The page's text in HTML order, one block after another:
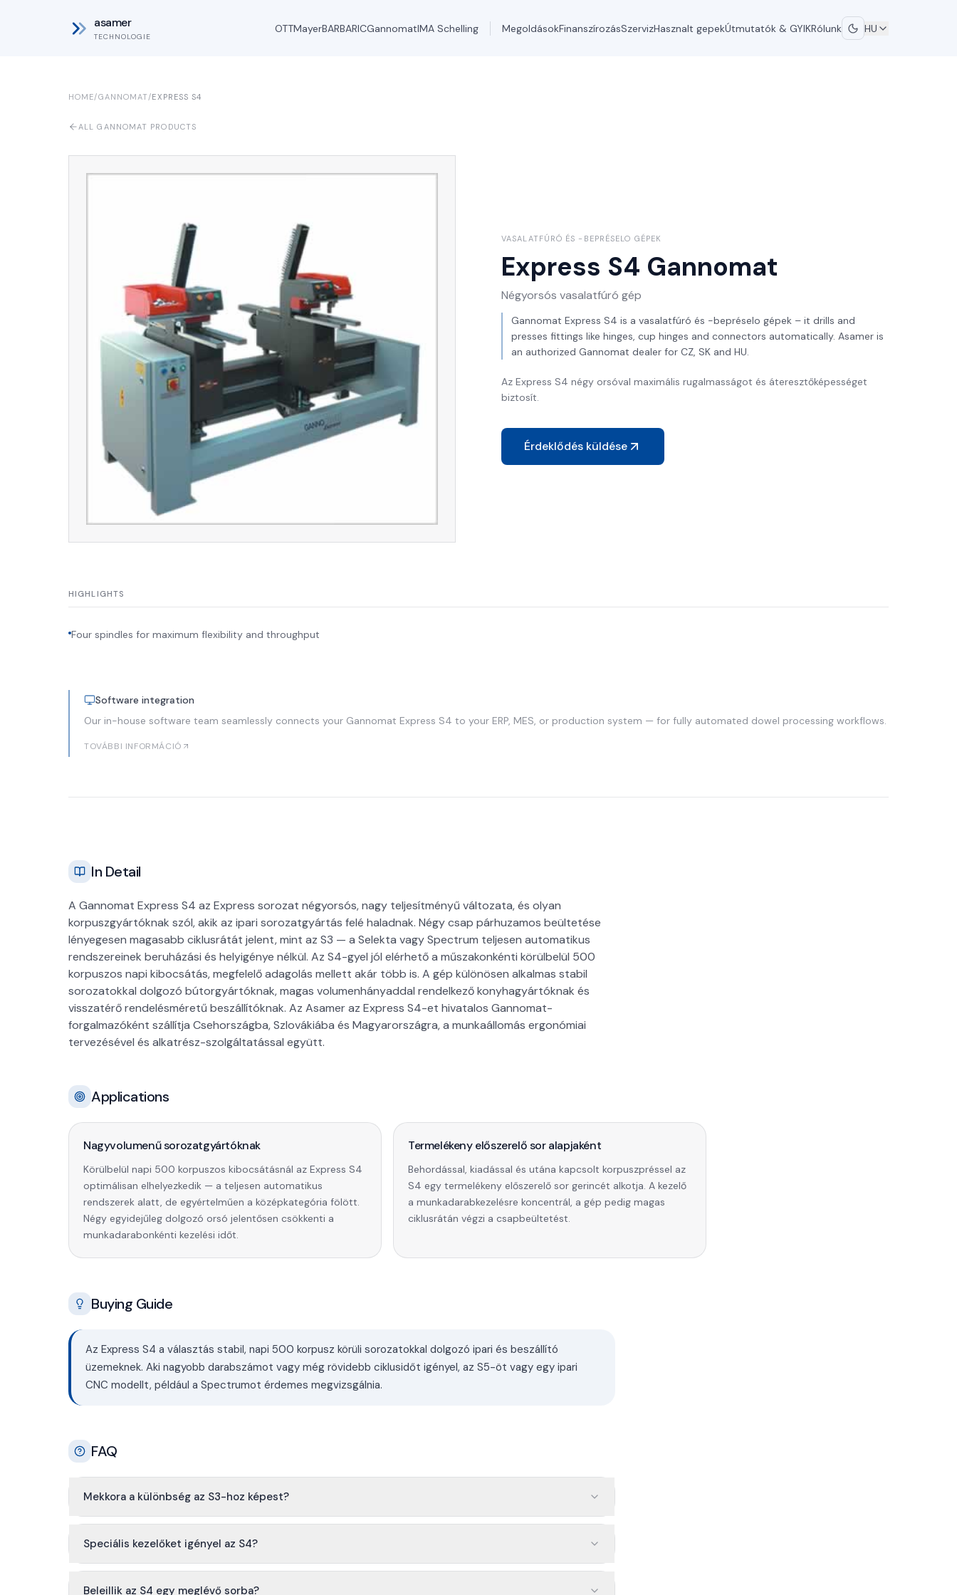
asamer
TECHNOLOGIE
OTTMayerBARBARICGannomatIMA Schelling MegoldásokFinanszírozásSzervizHasznalt gepekÚtmutatók & GYIKRólunk HU
HOME/GANNOMAT/EXPRESS S4
ALL GANNOMAT PRODUCTS
VASALATFÚRÓ ÉS -BEPRÉSELO GÉPEK
Express S4 Gannomat
Négyorsós vasalatfúró gép
Gannomat Express S4 is a vasalatfúró és -bepréselo gépek – it drills and
presses fittings like hinges, cup hinges and connectors automatically. Asamer is
an authorized Gannomat dealer for CZ, SK and HU.
Az Express S4 négy orsóval maximális rugalmasságot és áteresztőképességet
biztosít.
Érdeklődés küldése
HIGHLIGHTS
Four spindles for maximum flexibility and throughput
Software integration
Our in-house software team seamlessly connects your Gannomat Express S4 to your ERP, MES, or production system — for fully automated dowel processing workflows.
TOVÁBBI INFORMÁCIÓ
In Detail
A Gannomat Express S4 az Express sorozat négyorsós, nagy teljesítményű változata, és olyan
korpuszgyártóknak szól, akik az ipari sorozatgyártás felé haladnak. Négy csap párhuzamos beültetése
lényegesen magasabb ciklusrátát jelent, mint az S3 — a Selekta vagy Spectrum teljesen automatikus
rendszereinek beruházási és helyigénye nélkül. Az S4-gyel jól elérhető a műszakonkénti körülbelül 500
korpuszos napi kibocsátás, megfelelő adagolás mellett akár több is. A gép különösen alkalmas stabil
sorozatokkal dolgozó bútorgyártóknak, magas volumenhányaddal rendelkező konyhagyártóknak és
visszatérő rendelésméretű beszállítóknak. Az Asamer az Express S4-et hivatalos Gannomat-
forgalmazóként szállítja Csehországba, Szlovákiába és Magyarországra, a munkaállomás ergonómiai
tervezésével és alkatrész-szolgáltatással együtt.
Applications
Nagyvolumenű sorozatgyártóknak
Körülbelül napi 500 korpuszos kibocsátásnál az Express S4
optimálisan elhelyezkedik — a teljesen automatikus
rendszerek alatt, de egyértelműen a középkategória fölött.
Négy egyidejűleg dolgozó orsó jelentősen csökkenti a
munkadarabonkénti kezelési időt.
Termelékeny előszerelő sor alapjaként
Behordással, kiadással és utána kapcsolt korpuszpréssel az
S4 egy termelékeny előszerelő sor gerincét alkotja. A kezelő
a munkadarabkezelésre koncentrál, a gép pedig magas
ciklusrátán végzi a csapbeültetést.
Buying Guide
Az Express S4 a választás stabil, napi 500 korpusz körüli sorozatokkal dolgozó ipari és beszállító
üzemeknek. Aki nagyobb darabszámot vagy még rövidebb ciklusidőt igényel, az S5-öt vagy egy ipari
CNC modellt, például a Spectrumot érdemes megvizsgálnia.
FAQ
Mekkora a különbség az S3-hoz képest?
Speciális kezelőket igényel az S4?
Beleillik az S4 egy meglévő sorba?